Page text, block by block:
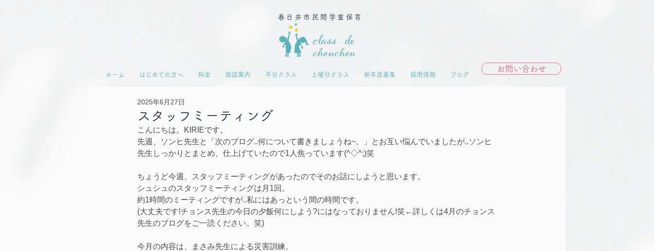
春日井市民間学童保育
ホーム はじめての方へ 料金 施設案内 平日クラス 土曜日クラス 新年度募集 採用情報 ブログ
お問い合わせ
スタッフミーティング
2025年6月27日
こんにちは。KIRIEです。
先週、ソンヒ先生と「次のブログ..何について書きましょうね~。」とお互い悩んでいましたが..ソンヒ
先生しっかりとまとめ、仕上げていたので1人焦っています(^◇^;)笑
ちょうど今週、スタッフミーティングがあったのでそのお話にしようと思います。
シュシュのスタッフミーティングは月1回。
約1時間のミーティングですが..私にはあっという間の時間です。
(大丈夫です!チョンス先生の今日の夕飯何にしよう?にはなっておりません!笑←詳しくは4月のチョンス
先生のブログをご一読ください。笑)
今月の内容は、まさみ先生による災害訓練。